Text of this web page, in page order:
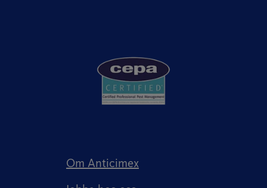
Om Anticimex